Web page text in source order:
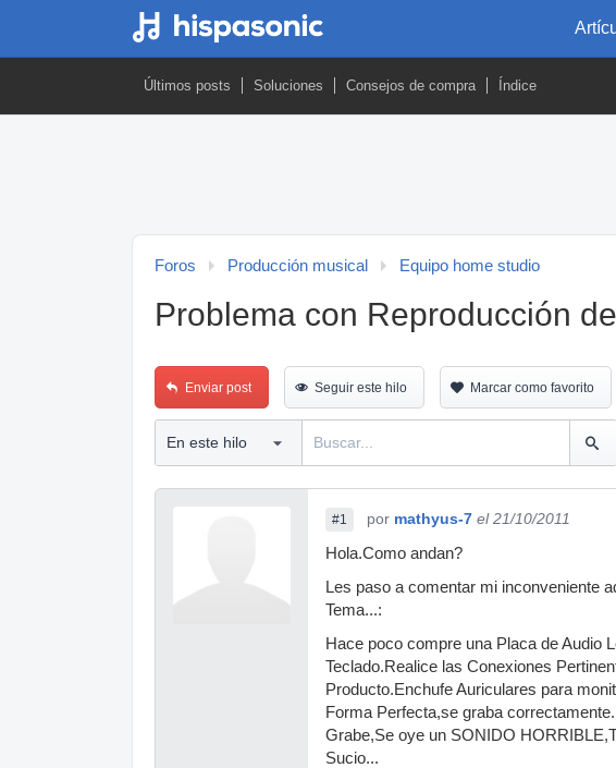
Últimos posts Soluciones Consejos de compra Índice
Foros Producción musical Equipo home studio
Problema con Reproducción
Enviar post Seguir este hilo Marcar como favorito
#1 por mathyus-7 el 21/10/2011
Hola.Como andan?
Les paso a comentar mi inconveniente
Tema...:
Hace poco compre una Placa de Audio
Teclado.Realice las Conexiones
Producto.Enchufe Auriculares para
Forma Perfecta,se graba
Grabe,Se oye un SONIDO
Sucio...